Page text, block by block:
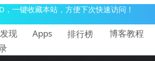
一键收藏本站，方便下次快速访问！
发现 Apps 排行榜 博客教程